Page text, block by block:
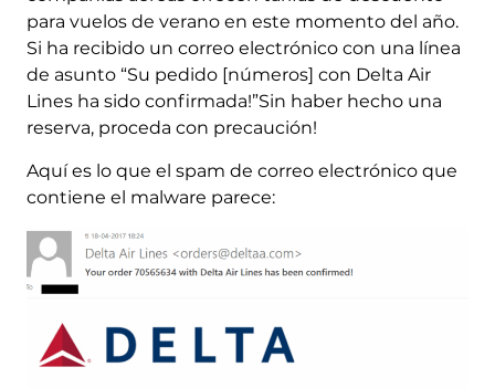
para vuelos de verano en este momento del año.
Si ha recibido un correo electrónico con una línea
de asunto “Su pedido [números] con Delta Air
Lines ha sido confirmada!”Sin haber hecho una
reserva, proceda con precaución!
Aquí es lo que el spam de correo electrónico que
contiene el malware parece: